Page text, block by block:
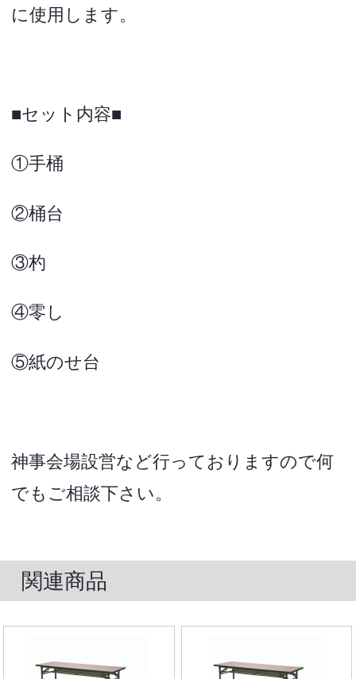
に使用します。
■セット内容■
①手桶
②桶台
③杓
④零し
⑤紙のせ台
神事会場設営など行っておりますので何
でもご相談下さい。
関連商品